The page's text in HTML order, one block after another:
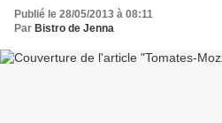
Publié le 28/05/2013 à 08:11
Par Bistro de Jenna